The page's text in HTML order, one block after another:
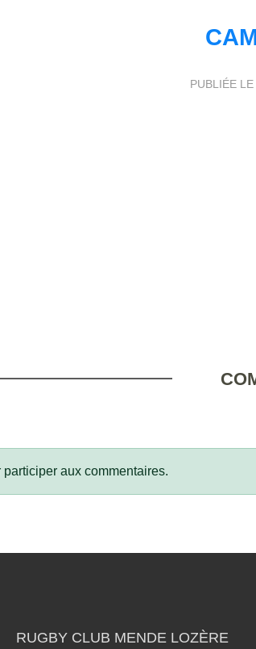
PUBLIÉE LE
participer aux commentaires.
RUGBY CLUB MENDE LOZÈRE